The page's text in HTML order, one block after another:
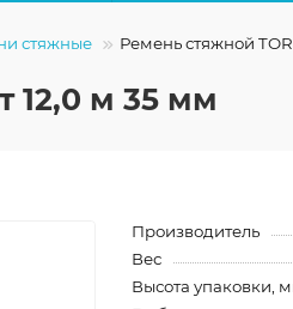
стяжные Ремень стяжной
12,0 м 35 мм
Производитель
Вес
Высота упаковки,